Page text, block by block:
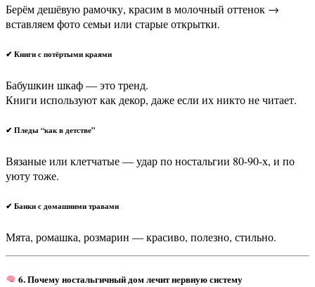
Берём дешёвую рамочку, красим в молочный оттенок →
вставляем фото семьи или старые открытки.
✔ Книги с потёртыми краями
Бабушкин шкаф — это тренд.
Книги используют как декор, даже если их никто не читает.
✔ Пледы “как в детстве”
Вязаные или клетчатые — удар по ностальгии 80-90-х, и по
уюту тоже.
✔ Банки с домашними травами
Мята, ромашка, розмарин — красиво, полезно, стильно.
6. Почему ностальгичный дом лечит нервную систему